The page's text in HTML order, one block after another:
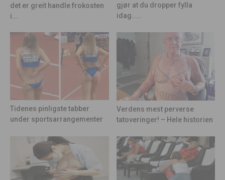
det er greit handle frokosten
i...
gjør at du dropper fylla
idag.....
Tidenes pinligste tabber
under sportsarrangementer
Verdens mest perverse
tatoveringer! – Hele historien